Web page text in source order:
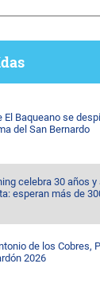
El Baqueano se
del San Bernardo
celebra 30 años
esperan más de
de los Cobres,
2026